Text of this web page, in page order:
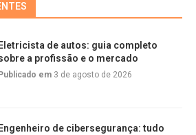
Eletricista de autos: guia completo
a profissão e o mercado
Publicado em 3 de agosto de 2026
Engenheiro de cibersegurança: tudo